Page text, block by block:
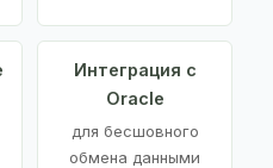
Интеграция с
Oracle
для бесшовного
обмена данными